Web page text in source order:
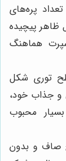
پره‌های
ظاهر پیچیده
هماهنگ
توری شکل
جذاب خود،
محبوب
صاف و بدون